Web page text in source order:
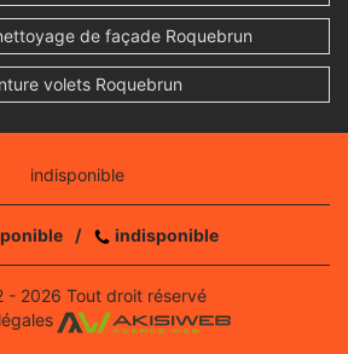
de façade Roquebrun
volets Roquebrun
indisponible
/ indisponible
- 2026 Tout droit réservé